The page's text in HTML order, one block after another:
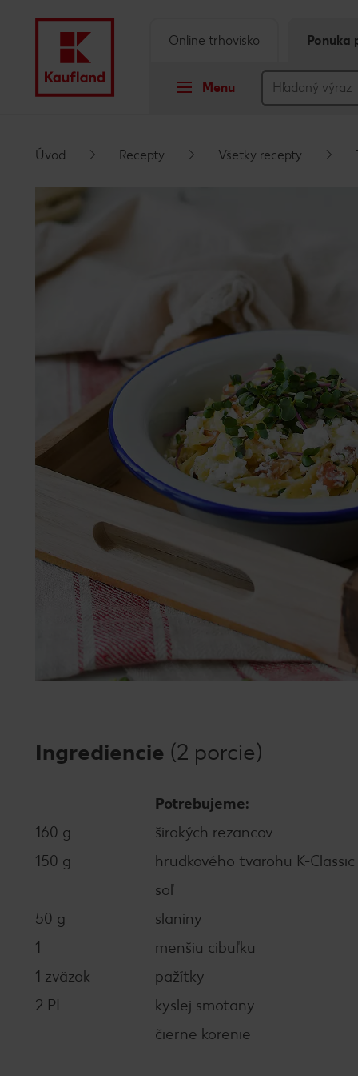
Päta
Vyskakovací bočný panel
Menu
Online trhovisko Ponuka
Úvod Recepty Všetky recepty
Ingrediencie (2 porcie)
Potrebujeme:
160 g
širokých rezancov
150 g
hrudkového tvarohu K-Classic
soľ
50 g
slaniny
1
menšiu cibuľku
1 zväzok
pažítky
2 PL
kyslej smotany
čierne korenie